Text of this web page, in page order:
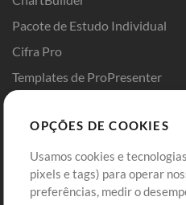
Pacote de Estudo Individual
Cifra Pro
Templates de ProPresenter
Comprar Créditos
Conteúdo Grátis
OPÇÕES DE COOKIES
Usamos cookies e
pixels e tags) para operar
preferências, medir o